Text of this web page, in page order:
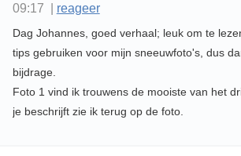
09:17 | reageer
Dag Johannes, goed verhaal; leuk om te
tips gebruiken voor mijn sneeuwfoto's, dus
bijdrage.
Foto 1 vind ik trouwens de mooiste van het
je beschrijft zie ik terug op de foto.